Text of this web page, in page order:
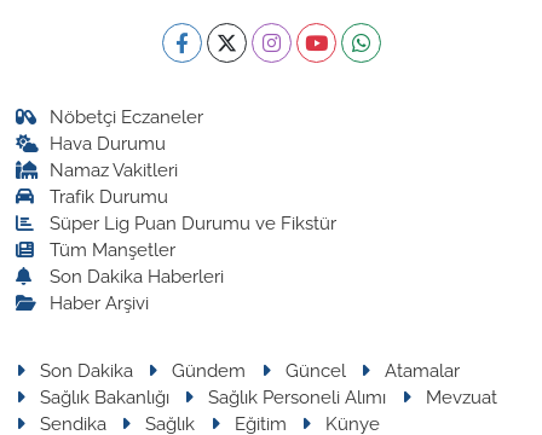
Nöbetçi Eczaneler
Hava Durumu
Namaz Vakitleri
Trafik Durumu
Süper Lig Puan Durumu ve Fikstür
Tüm Manşetler
Son Dakika Haberleri
Haber Arşivi
Son Dakika Gündem Güncel
Atamalar
Sağlık Bakanlığı
Sağlık Personeli Alımı
Mevzuat
Sendika
Sağlık Eğitim
Künye